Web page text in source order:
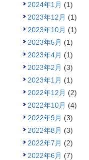
2024年1月 (1)
2023年12月 (1)
2023年10月 (1)
2023年5月 (1)
2023年4月 (1)
2023年2月 (3)
2023年1月 (1)
2022年12月 (2)
2022年10月 (4)
2022年9月 (3)
2022年8月 (3)
2022年7月 (2)
2022年6月 (7)